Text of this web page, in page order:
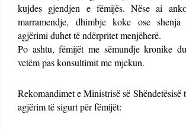
kujdes gjendjen e fëmijës. Nëse ai
marramendje, dhimbje koke ose shenja
agjërimi duhet të ndërpritet menjëherë.
Po ashtu, fëmijët me sëmundje kronike
vetëm pas konsultimit me mjekun.
Rekomandimet e Ministrisë së
agjërim të sigurt për fëmijët: